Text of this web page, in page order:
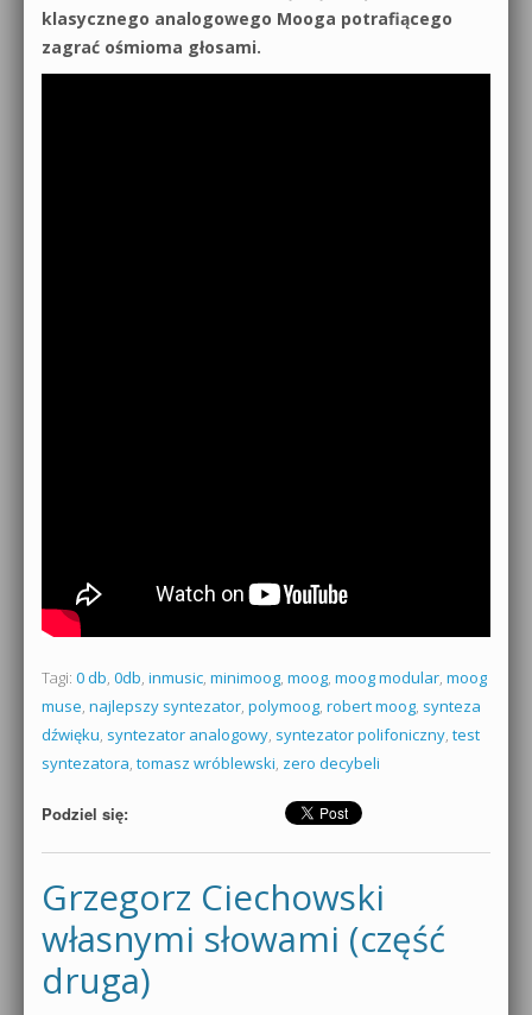
klasycznego analogowego Mooga potrafiącego
zagrać ośmioma głosami.
Tagi: 0 db, 0db, inmusic, minimoog, moog, moog modular, moog
muse, najlepszy syntezator, polymoog, robert moog, synteza
dźwięku, syntezator analogowy, syntezator polifoniczny, test
syntezatora, tomasz wróblewski, zero decybeli
Podziel się:
Grzegorz Ciechowski
własnymi słowami (część
druga)